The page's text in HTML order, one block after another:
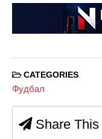
CATEGORIES
Фудбал
Share This